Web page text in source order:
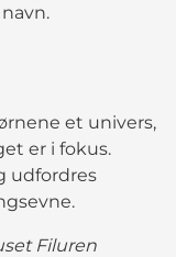
et univers,
er i fokus.
udfordres
Filuren